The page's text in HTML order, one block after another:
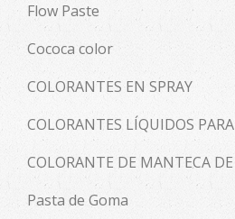
Flow Paste
Cococa color
COLORANTES EN SPRAY
COLORANTES LÍQUIDOS PARA
COLORANTE DE MANTECA DE
Pasta de Goma